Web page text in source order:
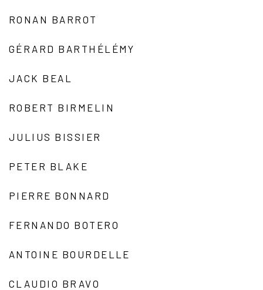
RONAN BARROT
GÉRARD BARTHÉLÉMY
JACK BEAL
ROBERT BIRMELIN
JULIUS BISSIER
PETER BLAKE
PIERRE BONNARD
FERNANDO BOTERO
ANTOINE BOURDELLE
CLAUDIO BRAVO